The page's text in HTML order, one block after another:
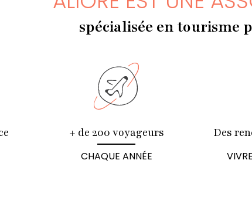
spécialisée en tourisme
+ de 200 voyageurs
CHAQUE ANNÉE
Des